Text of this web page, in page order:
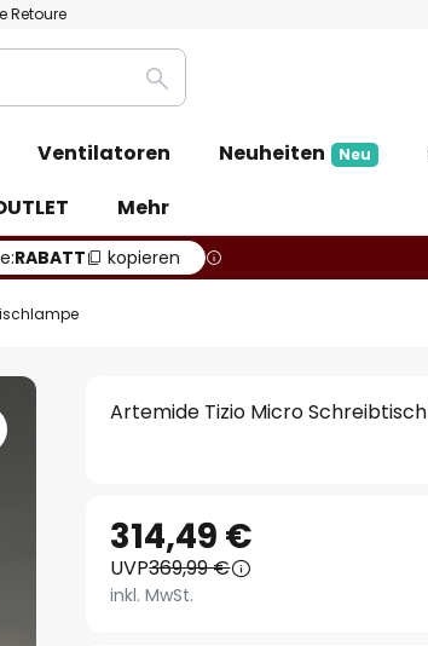
Retoure
Suche
Ventilatoren Neuheiten Neu
Mehr
RABATT kopieren
Artemide Tizio Micro
314,49 €
UVP369,99 €
inkl. MwSt.